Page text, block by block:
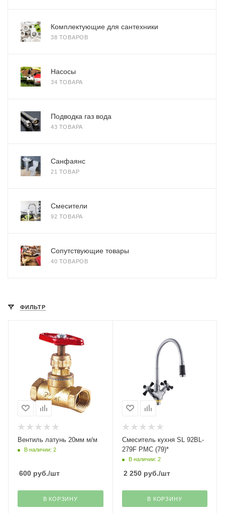
Комплектующие для сантехники
38 ТОВАРОВ
Насосы
34 ТОВАРА
Подводка газ вода
43 ТОВАРА
Санфаянс
21 ТОВАР
Смесители
92 ТОВАРА
Сопутствующие товары
40 ТОВАРОВ
ФИЛЬТР
Вентиль латунь 20мм м/м
В наличии: 2
600 руб./шт
В КОРЗИНУ
Смеситель кухня SL 92BL-
279F РМС (79)*
В наличии: 2
2 250руб./шт
В КОРЗИНУ